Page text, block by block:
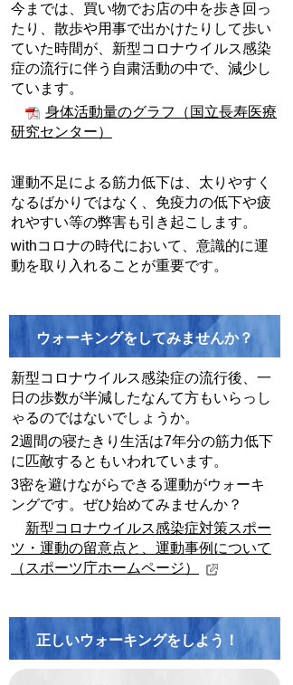
今までは、買い物でお店の中を歩き回っ
たり、散歩や用事で出かけたりして歩い
ていた時間が、新型コロナウイルス感染
症の流行に伴う自粛活動の中で、減少し
ています。
身体活動量のグラフ（国立長寿医療
研究センター）
運動不足による筋力低下は、太りやすく
なるばかりではなく、免疫力の低下や疲
れやすい等の弊害も引き起こします。
withコロナの時代において、意識的に運
動を取り入れることが重要です。
ウォーキングをしてみませんか？
新型コロナウイルス感染症の流行後、一
日の歩数が半減したなんて方もいらっし
ゃるのではないでしょうか。
2週間の寝たきり生活は7年分の筋力低下
に匹敵するともいわれています。
3密を避けながらできる運動がウォーキ
ングです。ぜひ始めてみませんか？
新型コロナウイルス感染症対策スポー
ツ・運動の留意点と、運動事例について
（スポーツ庁ホームページ）
正しいウォーキングをしよう！